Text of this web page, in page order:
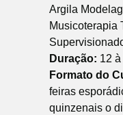
Argila
Musicoterapia
Duração: 12
Formato do
feiras
quinzenais o